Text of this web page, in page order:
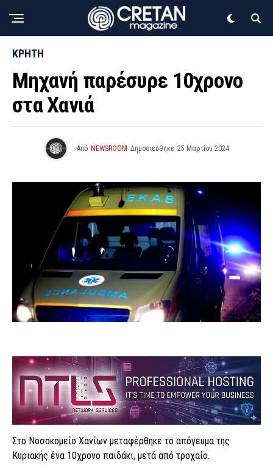
ΚΡΗΤΗ
Μηχανή παρέσυρε 10χρονο
στα Χανιά
Από NEWSROOM Δημοσιεύθηκε 25 Μαρτίου 2024
Στο Νοσοκομείο Χανίων μεταφέρθηκε το απόγευμα της
Κυριακής ένα 10χρονο παιδάκι, μετά από τροχαίο.